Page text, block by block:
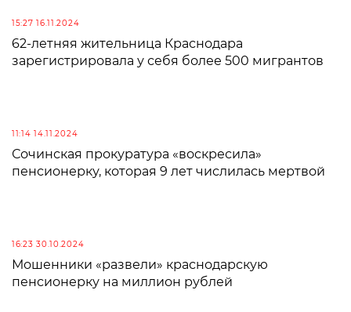
15:27 16.11.2024
62-летняя жительница Краснодара
зарегистрировала у себя более 500 мигрантов
11:14 14.11.2024
Сочинская прокуратура «воскресила»
пенсионерку, которая 9 лет числилась мертвой
16:23 30.10.2024
Мошенники «развели» краснодарскую
пенсионерку на миллион рублей